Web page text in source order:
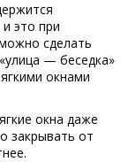
это при
сделать
— беседка»
окнами
окна даже
закрывать от